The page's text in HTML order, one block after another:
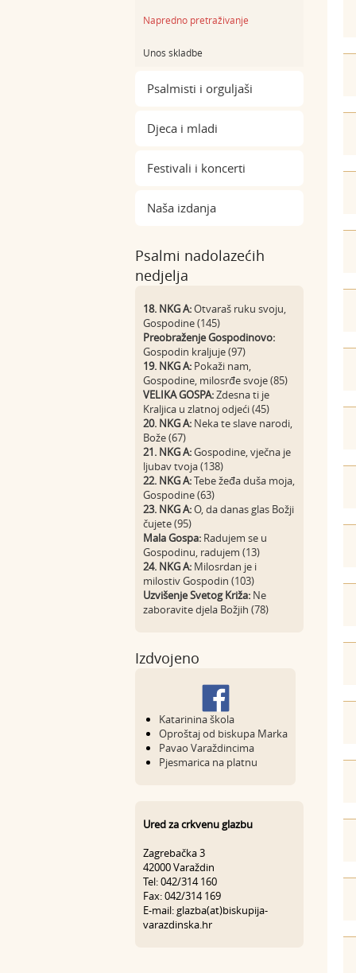
Napredno pretraživanje
Unos skladbe
Psalmisti i orguljaši
Djeca i mladi
Festivali i koncerti
Naša izdanja
Psalmi nadolazećih
nedjelja
18. NKG A:Otvaraš ruku svoju,
Gospodine (145)
Preobraženje Gospodinovo:
Gospodin kraljuje (97)
19. NKG A: Pokaži nam,
Gospodine, milosrđe svoje (85)
VELIKA GOSPA:Zdesna ti je
Kraljica u zlatnoj odjeći (45)
20. NKG A: Neka te slave narodi,
Bože (67)
21. NKG A:Gospodine, vječna je
ljubav tvoja (138)
22. NKG A:Tebe žeđa duša moja,
Gospodine (63)
23. NKG A:O, da danas glas Božji
čujete (95)
Mala Gospa: Radujem se u
Gospodinu, radujem (13)
24. NKG A: Milosrdan je i
milostiv Gospodin (103)
Uzvišenje Svetog Križa: Ne
zaboravite djela Božjih (78)
Izdvojeno
Katarinina škola
Oproštaj od biskupa Marka
Pavao Varaždincima
Pjesmarica na platnu
Ured za crkvenu glazbu
Zagrebačka 3
42000 Varaždin
Tel: 042/314 160
Fax: 042/314 169
E-mail: glazba(at)biskupija-
varazdinska.hr